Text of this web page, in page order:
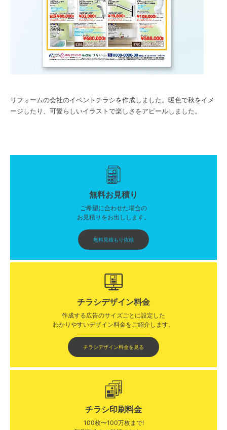
リフォームの会社のイベントチラシを作成しました。暖色で秋をイメ
ージしたり、可愛らしいイラストで楽しさをアピールしました。
無料お見積り
ご希望に合わせた場合の
お見積りをお出しします。
無料見積もり依頼
チラシデザイン料金
作成する広告のサイズごとに設定した
わかりやすいデザイン料金をご紹介します。​​
チラシデザイン料金を見る
チラシ印刷料金
100枚〜100万枚まで!